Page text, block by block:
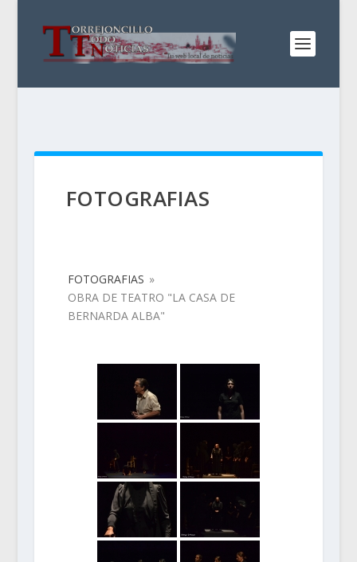
FOTOGRAFIAS
FOTOGRAFIAS »
OBRA DE TEATRO "LA CASA DE
BERNARDA ALBA"